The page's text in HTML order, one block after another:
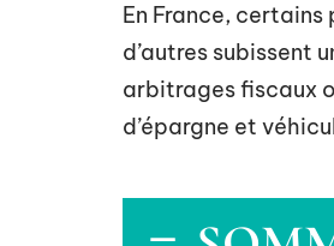
En France,
d’autres subissent
arbitrages fiscaux
d’épargne et